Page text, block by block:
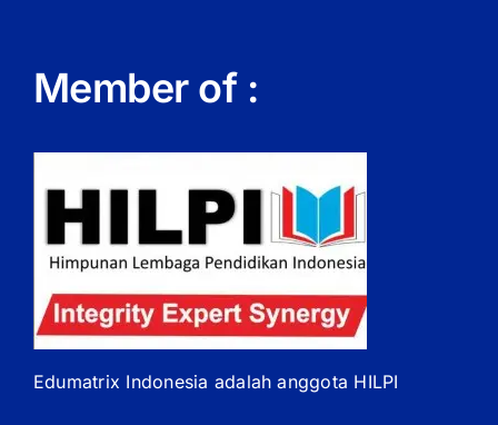
Member of :
Edumatrix Indonesia adalah anggota HILPI